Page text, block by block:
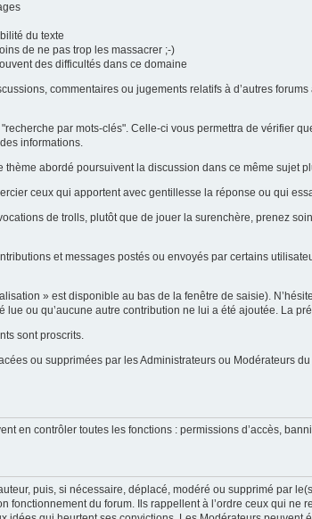
du texte
de ne pas trop les massacrer ;-)
des difficultés dans ce domaine
commentaires ou jugements relatifs à d’autres
par mots-clés". Celle-ci vous permettra de vérifier
informations.
abordé poursuivent la discussion dans ce même sujet
ceux qui apportent avec gentillesse la réponse ou qui
de trolls, plutôt que de jouer la surenchère, prenez
et messages postés ou envoyés par certains
» est disponible au bas de la fenêtre de saisie).
ou qu’aucune autre contribution ne lui a été ajoutée. La
sont proscrits.
ou supprimées par les Administrateurs ou Modérateurs du
en contrôler toutes les fonctions : permissions d’accès,
puis, si nécessaire, déplacé, modéré ou supprimé par
du forum. Ils rappellent à l’ordre ceux qui